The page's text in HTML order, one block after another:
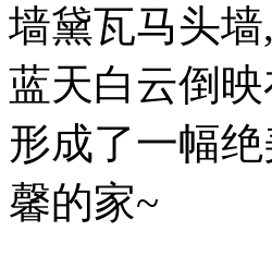
墙黛瓦马头
蓝天白云倒
形成了一幅
馨的家~